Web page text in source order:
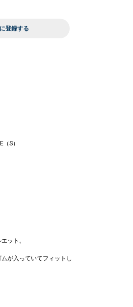
登録する
S）
ット。
が入っていてフィットし